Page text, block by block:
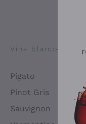
Vins blancs
Pigato
Pinot Gris
Sauvignon